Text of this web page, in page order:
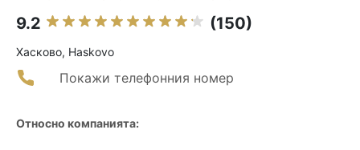
9.2 (150)
Хасково, Haskovo
Покажи телефонния номер
Относно компанията: